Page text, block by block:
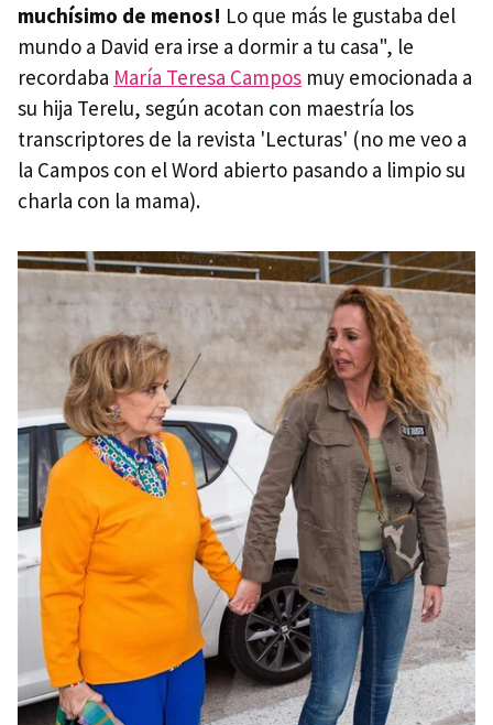
muchísimo de menos! Lo que más le gustaba del
mundo a David era irse a dormir a tu casa", le
recordaba María Teresa Campos muy emocionada a
su hija Terelu, según acotan con maestría los
transcriptores de la revista 'Lecturas' (no me veo a
la Campos con el Word abierto pasando a limpio su
charla con la mama).